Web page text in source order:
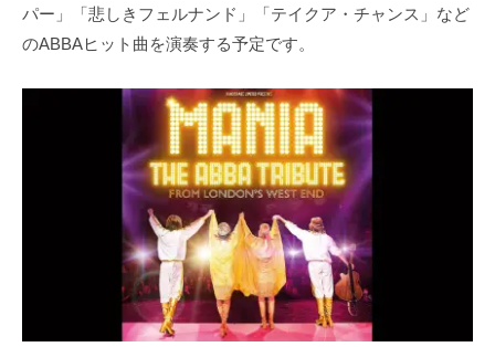
a
パー」「悲しきフェルナンド」「テイクア・チャンス」など
のABBAヒット曲を演奏する予定です。